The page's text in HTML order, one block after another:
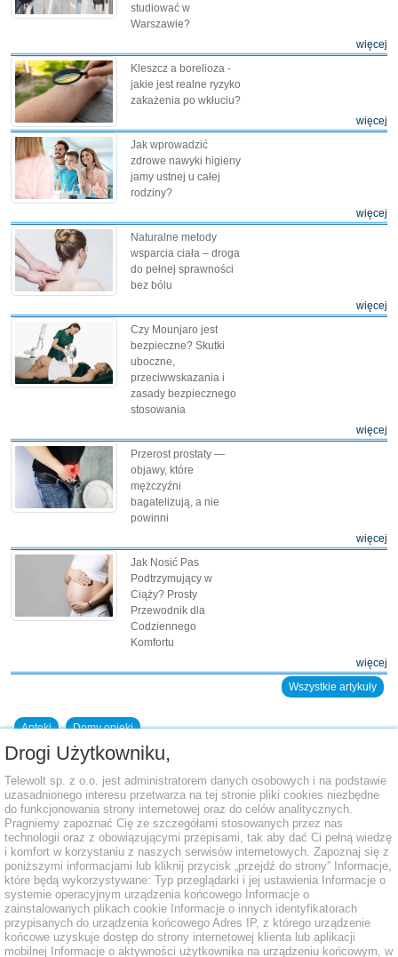
studiować w
Warszawie?
więcej
Kleszcz a borelioza -
jakie jest realne ryzyko
zakażenia po wkłuciu?
więcej
Jak wprowadzić
zdrowe nawyki higieny
jamy ustnej u całej
rodziny?
więcej
Naturalne metody
wsparcia ciała – droga
do pełnej sprawności
bez bólu
więcej
Czy Mounjaro jest
bezpieczne? Skutki
uboczne,
przeciwwskazania i
zasady bezpiecznego
stosowania
więcej
Przerost prostaty —
objawy, które
mężczyźni
bagatelizują, a nie
powinni
więcej
Jak Nosić Pas
Podtrzymujący w
Ciąży? Prosty
Przewodnik dla
Codziennego
Komfortu
więcej
Wszystkie artykuły
Apteki Domy opieki
Dodaj placówkę do bazy
Drogi Użytkowniku,
Telewolt sp. z o.o. jest administratorem danych osobowych i na podstawie
uzasadnionego interesu przetwarza na tej stronie pliki cookies niezbędne
do funkcjonowania strony internetowej oraz do celów analitycznych.
Pragniemy zapoznać Cię ze szczegółami stosowanych przez nas
technologii oraz z obowiązującymi przepisami, tak aby dać Ci pełną wiedzę
i komfort w korzystaniu z naszych serwisów internetowych. Zapoznaj się z
poniższymi informacjami lub kliknij przycisk „przejdź do strony” Informacje,
które będą wykorzystywane: Typ przeglądarki i jej ustawienia Informacje o
systemie operacyjnym urządzenia końcowego Informacje o
zainstalowanych plikach cookie Informacje o innych identyfikatorach
przypisanych do urządzenia końcowego Adres IP, z którego urządzenie
końcowe uzyskuje dostęp do strony internetowej klienta lub aplikacji
mobilnej Informacje o aktywności użytkownika na urządzeniu końcowym, w